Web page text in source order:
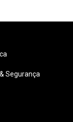
Segurança